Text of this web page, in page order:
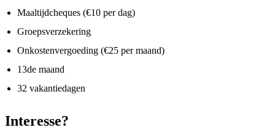
Maaltijdcheques (€10 per dag)
Groepsverzekering
Onkostenvergoeding (€25 per maand)
13de maand
32 vakantiedagen
Interesse?